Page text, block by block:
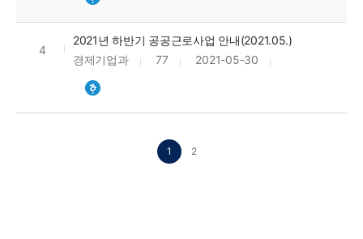
4
2021년 하반기 공공근로사업 안내(2021.05.)
경제기업과
77 2021-05-30
1 2